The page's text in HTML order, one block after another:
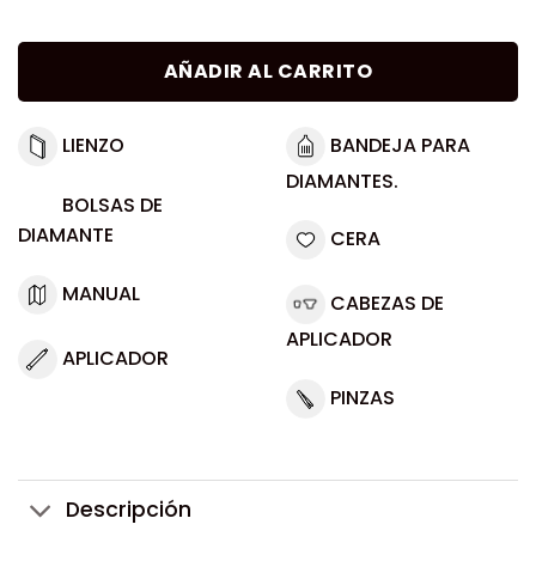
AÑADIR AL CARRITO
LIENZO
BOLSAS DE
DIAMANTE
MANUAL
APLICADOR
BANDEJA PARA
DIAMANTES.
CERA
CABEZAS DE
APLICADOR
PINZAS
Descripción